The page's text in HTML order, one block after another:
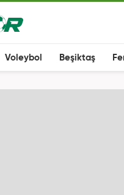
Voleybol Beşiktaş